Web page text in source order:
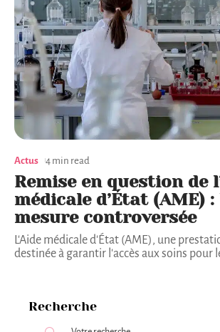
Actus 4 min read
Remise en question de
médicale d’État (AME) :
mesure controversée
L'Aide médicale d'État (AME), une
destinée à garantir l'accès aux soins pour
Recherche